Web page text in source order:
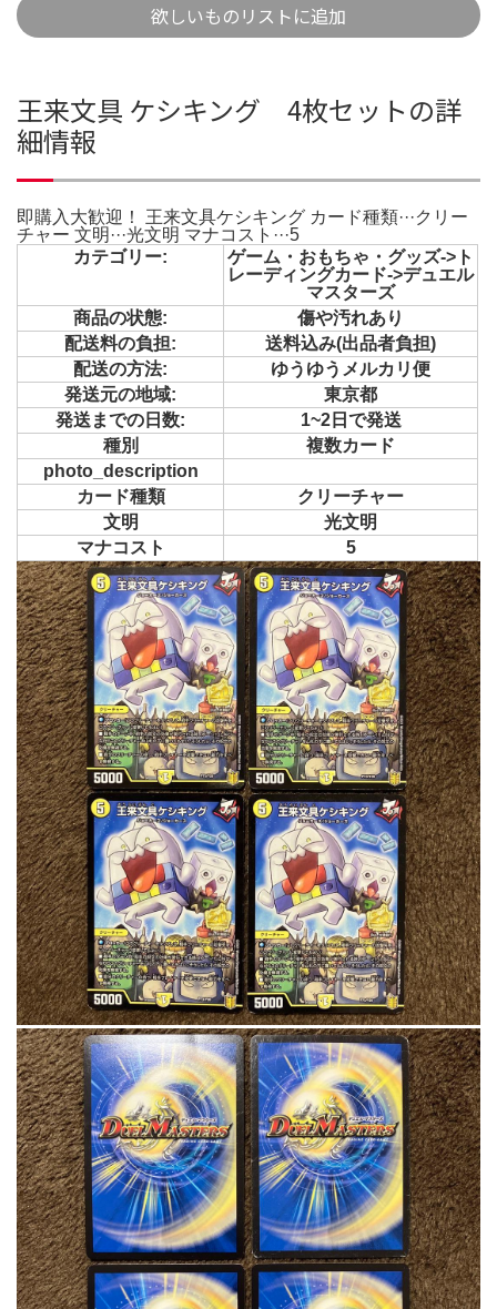
欲しいものリストに追加
王来文具 ケシキング 4枚セットの詳
細情報
即購入大歓迎！ 王来文具ケシキング カード種類···クリー
チャー 文明···光文明 マナコスト···5
カテゴリー:
ゲーム・おもちゃ・グッズ->ト
レーディングカード->デュエル
マスターズ
商品の状態:
傷や汚れあり
配送料の負担:
送料込み(出品者負担)
配送の方法:
ゆうゆうメルカリ便
発送元の地域:
東京都
発送までの日数:
1~2日で発送
種別
複数カード
photo_description
カード種類
クリーチャー
文明
光文明
マナコスト
5